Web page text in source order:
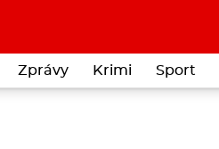
Zprávy Krimi Sport